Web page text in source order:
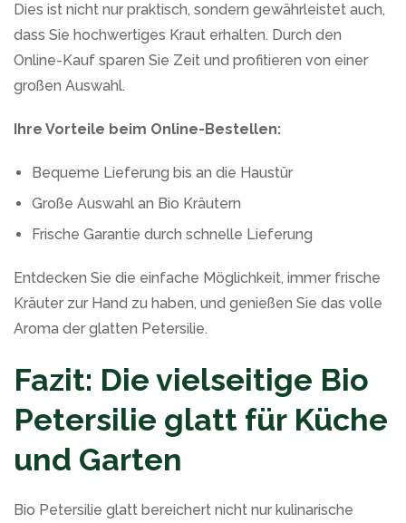
Dies ist nicht nur praktisch, sondern gewährleistet auch,
dass Sie hochwertiges Kraut erhalten. Durch den
Online-Kauf sparen Sie Zeit und profitieren von einer
großen Auswahl.
Ihre Vorteile beim Online-Bestellen:
Bequeme Lieferung bis an die Haustür
Große Auswahl an Bio Kräutern
Frische Garantie durch schnelle Lieferung
Entdecken Sie die einfache Möglichkeit, immer frische
Kräuter zur Hand zu haben, und genießen Sie das volle
Aroma der glatten Petersilie.
Fazit: Die vielseitige Bio
Petersilie glatt für Küche
und Garten
Bio Petersilie glatt bereichert nicht nur kulinarische